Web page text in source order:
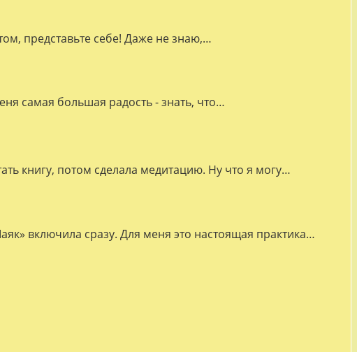
представьте себе! Даже не знаю,…
самая большая радость - знать, что…
книгу, потом сделала медитацию. Ну что я могу…
включила сразу. Для меня это настоящая практика…